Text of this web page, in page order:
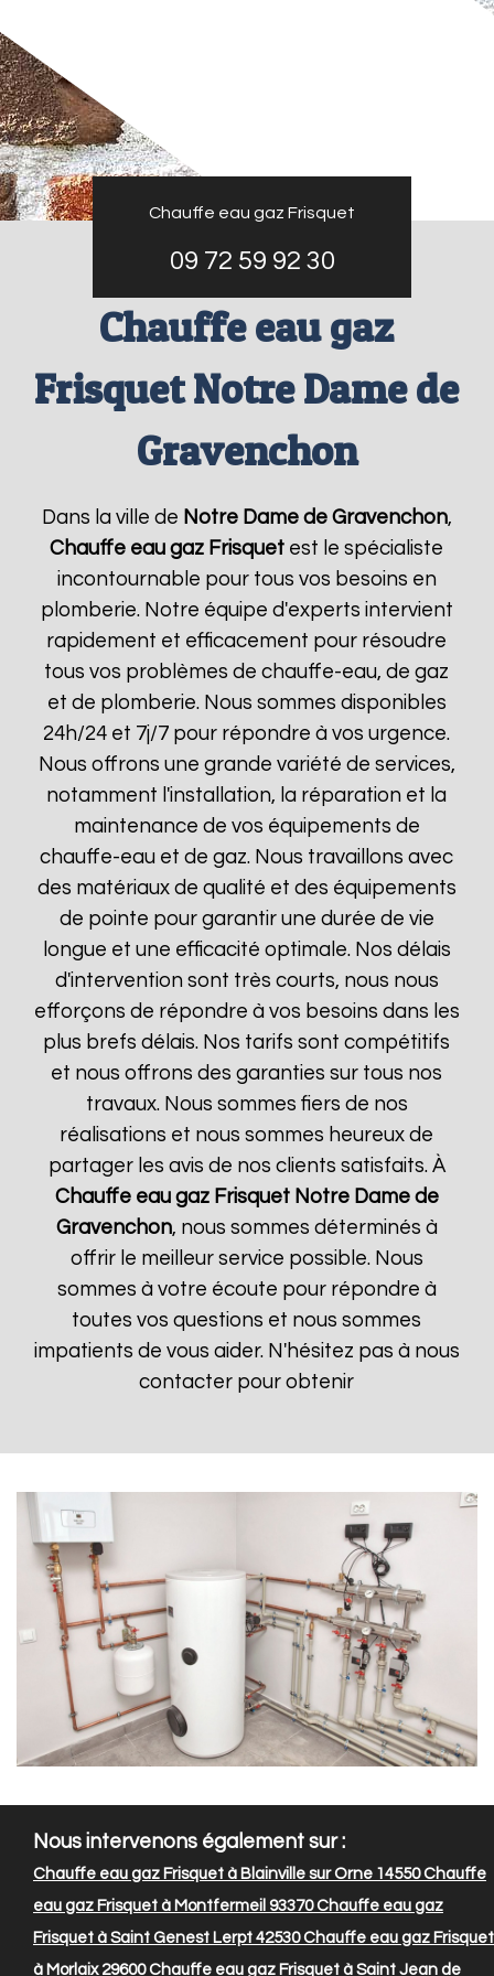
Chauffe eau gaz Frisquet
09 72 59 92 30
Chauffe eau gaz
Frisquet Notre Dame de
Gravenchon
Dans la ville de Notre Dame de Gravenchon,
Chauffe eau gaz Frisquet est le spécialiste
incontournable pour tous vos besoins en
plomberie. Notre équipe d'experts intervient
rapidement et efficacement pour résoudre
tous vos problèmes de chauffe-eau, de gaz
et de plomberie. Nous sommes disponibles
24h/24 et 7j/7 pour répondre à vos urgence.
Nous offrons une grande variété de services,
notamment l'installation, la réparation et la
maintenance de vos équipements de
chauffe-eau et de gaz. Nous travaillons avec
des matériaux de qualité et des équipements
de pointe pour garantir une durée de vie
longue et une efficacité optimale. Nos délais
d'intervention sont très courts, nous nous
efforçons de répondre à vos besoins dans les
plus brefs délais. Nos tarifs sont compétitifs
et nous offrons des garanties sur tous nos
travaux. Nous sommes fiers de nos
réalisations et nous sommes heureux de
partager les avis de nos clients satisfaits. À
Chauffe eau gaz Frisquet Notre Dame de
Gravenchon, nous sommes déterminés à
offrir le meilleur service possible. Nous
sommes à votre écoute pour répondre à
toutes vos questions et nous sommes
impatients de vous aider. N'hésitez pas à nous
contacter pour obtenir
Nous intervenons également sur :
Chauffe eau gaz Frisquet à Blainville sur Orne 14550Chauffe
eau gaz Frisquet à Montfermeil 93370Chauffe eau gaz
Frisquet à Saint Genest Lerpt 42530Chauffe eau gaz Frisquet
à Morlaix 29600Chauffe eau gaz Frisquet à Saint Jean de